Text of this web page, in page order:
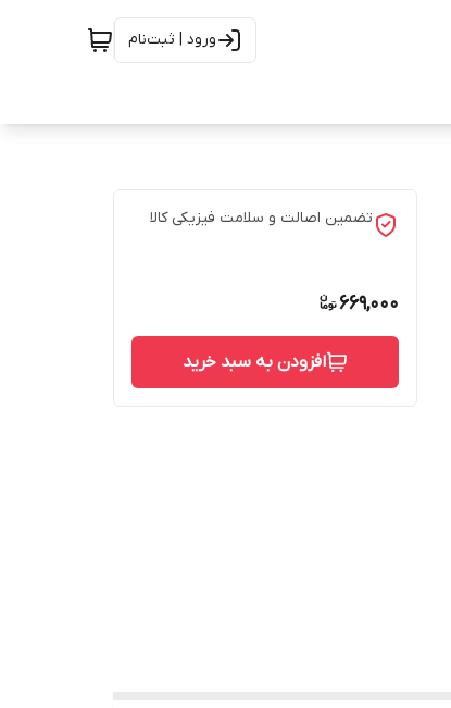
ورود | ثبت‌نام
تضمین اصالت و سلامت فیزیکی کالا
669,000
افزودن به سبد خرید